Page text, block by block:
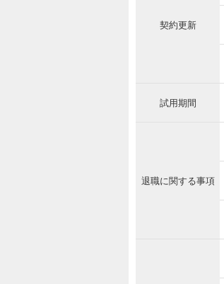
契約更新
試用期間
退職に関する事項